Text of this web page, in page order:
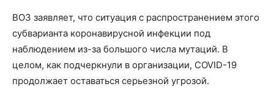
ВОЗ заявляет, что ситуация с распространением этого
субварианта коронавирусной инфекции под
наблюдением из-за большого числа мутаций. В
целом, как подчеркнули в организации, COVID-19
продолжает оставаться серьезной угрозой.